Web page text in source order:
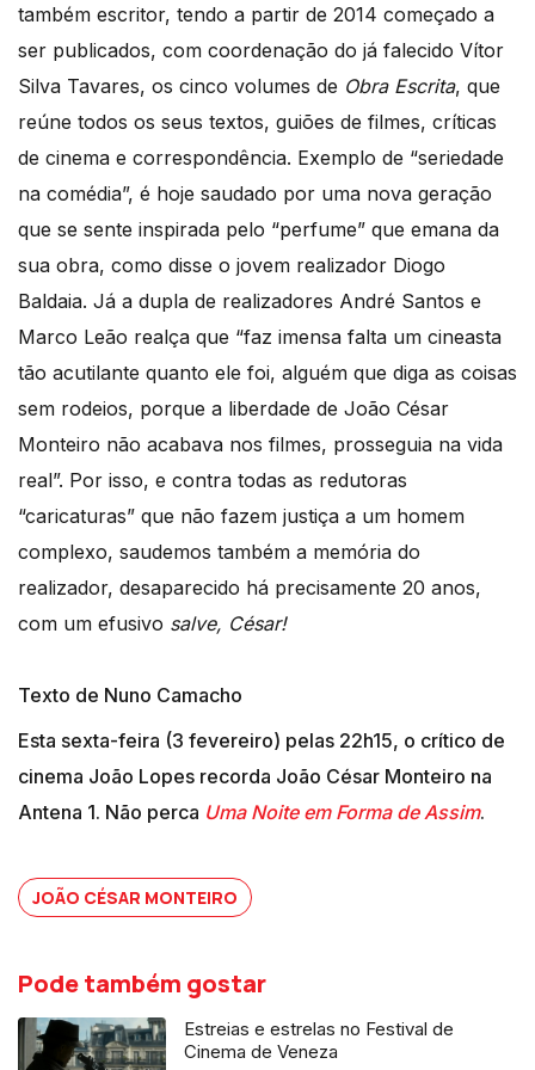
também escritor, tendo a partir de 2014 começado a
ser publicados, com coordenação do já falecido Vítor
Silva Tavares, os cinco volumes de Obra Escrita, que
reúne todos os seus textos, guiões de filmes, críticas
de cinema e correspondência. Exemplo de “seriedade
na comédia”, é hoje saudado por uma nova geração
que se sente inspirada pelo “perfume” que emana da
sua obra, como disse o jovem realizador Diogo
Baldaia. Já a dupla de realizadores André Santos e
Marco Leão realça que “faz imensa falta um cineasta
tão acutilante quanto ele foi, alguém que diga as coisas
sem rodeios, porque a liberdade de João César
Monteiro não acabava nos filmes, prosseguia na vida
real”. Por isso, e contra todas as redutoras
“caricaturas” que não fazem justiça a um homem
complexo, saudemos também a memória do
realizador, desaparecido há precisamente 20 anos,
com um efusivo salve, César!
Texto de Nuno Camacho
Esta sexta-feira (3 fevereiro) pelas 22h15, o crítico de
cinema João Lopes recorda João César Monteiro na
Antena 1. Não perca Uma Noite em Forma de Assim.
JOÃO CÉSAR MONTEIRO
Pode também gostar
Estreias e estrelas no Festival de
Cinema de Veneza